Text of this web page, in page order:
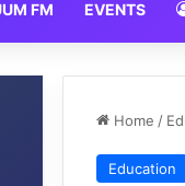
FM EVENTS
Home /
Education